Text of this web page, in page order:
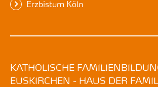
Erzbistum Köln
KATHOLISCHE
EUSKIRCHEN - HAUS DER